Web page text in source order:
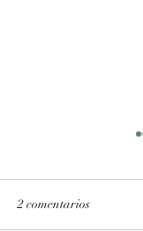
2 comentarios